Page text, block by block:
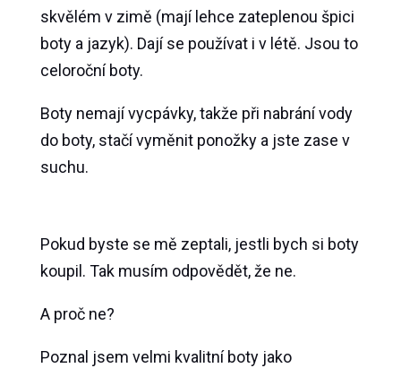
skvělém v zimě (mají lehce zateplenou špici
boty a jazyk). Dají se používat i v létě. Jsou to
celoroční boty.
Boty nemají vycpávky, takže při nabrání vody
do boty, stačí vyměnit ponožky a jste zase v
suchu.
Pokud byste se mě zeptali, jestli bych si boty
koupil. Tak musím odpovědět, že ne.
A proč ne?
Poznal jsem velmi kvalitní boty jako